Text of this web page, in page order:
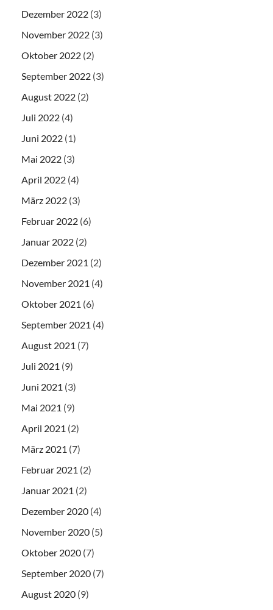
Dezember 2022 (3)
November 2022 (3)
Oktober 2022 (2)
September 2022 (3)
August 2022 (2)
Juli 2022 (4)
Juni 2022 (1)
Mai 2022 (3)
April 2022 (4)
März 2022 (3)
Februar 2022 (6)
Januar 2022 (2)
Dezember 2021 (2)
November 2021 (4)
Oktober 2021 (6)
September 2021 (4)
August 2021 (7)
Juli 2021 (9)
Juni 2021 (3)
Mai 2021 (9)
April 2021 (2)
März 2021 (7)
Februar 2021 (2)
Januar 2021 (2)
Dezember 2020 (4)
November 2020 (5)
Oktober 2020 (7)
September 2020 (7)
August 2020 (9)